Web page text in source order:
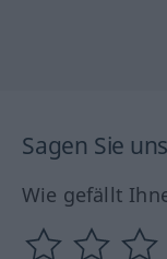
Sagen Sie
Wie gefällt